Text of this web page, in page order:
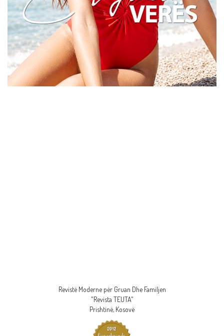
Revistë Moderne për Gruan Dhe Familjen
"Revista TEUTA"
Prishtinë, Kosovë